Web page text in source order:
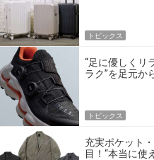
トピックス
“足に優しくリ
ラク”を足元か
トピックス
充実ポケット
目！“本当に使